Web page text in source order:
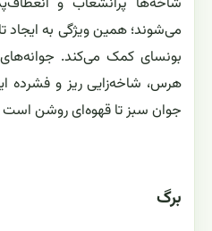
می‌شوند؛ همین ویژگی به ایجاد
بونسای کمک می‌کند.
هرس، شاخه‌زایی ریز و فشرده
جوان سبز تا قهوه‌ای روشن است و
برگ